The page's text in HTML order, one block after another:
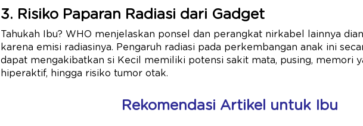
3. Risiko Paparan Radiasi dari Gadget
Tahukah Ibu? WHO menjelaskan ponsel dan perangkat nirkabel lainnya
karena emisi radiasinya. Pengaruh radiasi pada perkembangan anak ini
dapat mengakibatkan si Kecil memiliki potensi sakit mata, pusing, memori
hiperaktif, hingga risiko tumor otak.
Rekomendasi Artikel untuk Ibu